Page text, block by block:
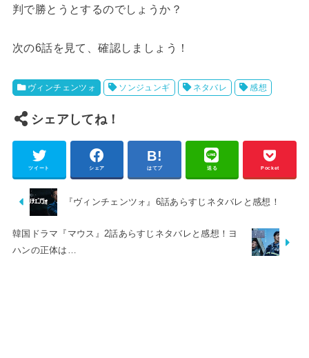
判で勝とうとするのでしょうか？
次の6話を見て、確認しましょう！
ヴィンチェンツォ ソンジュンギ ネタバレ 感想
シェアしてね！
ツイート シェア はてブ 送る Pocket
『ヴィンチェンツォ』6話あらすじネタバレと感想！
韓国ドラマ『マウス』2話あらすじネタバレと感想！ヨ
ハンの正体は…